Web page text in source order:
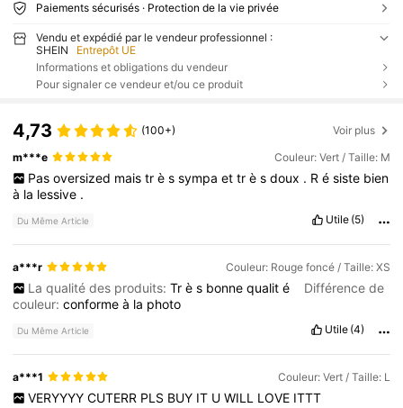
Paiements sécurisés · Protection de la vie privée
Vendu et expédié par le vendeur professionnel :
SHEIN
Entrepôt UE
Informations et obligations du vendeur
Pour signaler ce vendeur et/ou ce produit
4,73 (100+) Voir plus
m***e Couleur: Vert / Taille: M
Pas oversized mais tr è s sympa et tr è s doux . R é siste bien
à la lessive .
Du Même Article Utile (5)
a***r Couleur: Rouge foncé / Taille: XS
La qualité des produits: Tr è s bonne qualit é
Différence de
couleur:conformeà la photo
Du Même Article Utile (4)
a***1 Couleur: Vert / Taille: L
VERYYYY CUTERR PLS BUY IT U WILL LOVE ITTT